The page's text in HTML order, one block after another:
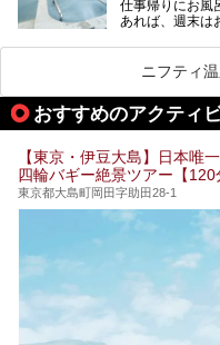
最近では、男性
い個室サウナも
ら、特におす
してみてくださ
仕事帰りにお風
あれば、週末は
また、終電を
る場所があれ
しょうか。
そこで本記事で
24時間営業で宿
い施設、デート
が充実した施設
ださい。
ニフティ
おすすめのアクティ
【東京・伊豆大島】日本唯
四輪バギー絶景ツアー【120
東京都大島町岡田字助田28-1